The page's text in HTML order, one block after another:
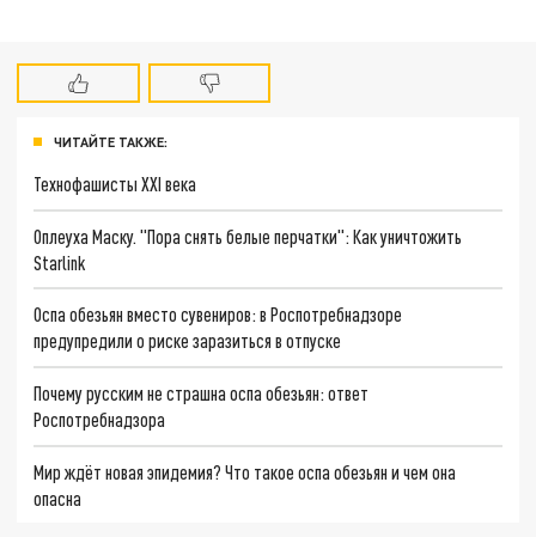
ЧИТАЙТЕ ТАКЖЕ:
Технофашисты XXI века
Оплеуха Маску. "Пора снять белые перчатки": Как уничтожить
Starlink
Оспа обезьян вместо сувениров: в Роспотребнадзоре
предупредили о риске заразиться в отпуске
Почему русским не страшна оспа обезьян: ответ
Роспотребнадзора
Мир ждёт новая эпидемия? Что такое оспа обезьян и чем она
опасна